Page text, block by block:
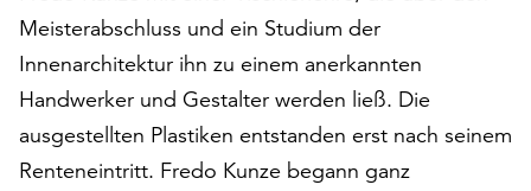
akzeptieren.
Sie
können
Ihr
Einverständnis
jederzeit
Meisterabschluss und ein Studium der
Innenarchitektur ihn zu einem anerkannten
Handwerker und Gestalter werden ließ. Die
ausgestellten Plastiken entstanden erst nach seinem
Renteneintritt. Fredo Kunze begann ganz